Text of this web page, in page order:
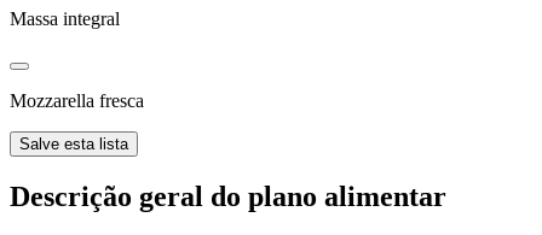
Massa integral
Mozzarella fresca
Salve esta lista
Descrição geral do plano alimentar